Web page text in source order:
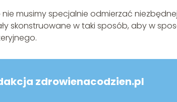
musimy specjalnie odmierzać niezbędnej
skonstruowane w taki sposób, aby w
zdrowienacodzien.pl